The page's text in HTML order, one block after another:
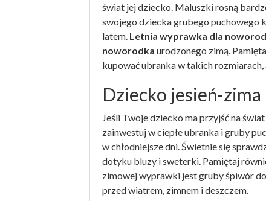
świat jej dziecko. Maluszki rosną
swojego dziecka grubego puchowego
latem. Letnia wyprawka dla
noworodka urodzonego zimą.
kupować ubranka w takich
Dziecko jesień-zima
Jeśli Twoje dziecko ma przyjść na
zainwestuj w ciepłe ubranka i gruby
w chłodniejsze dni. Świetnie się
dotyku bluzy i sweterki. Pamiętaj
zimowej wyprawki jest gruby śpiwór
przed wiatrem, zimnem i deszczem.